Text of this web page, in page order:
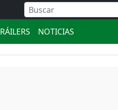
NOTICIAS